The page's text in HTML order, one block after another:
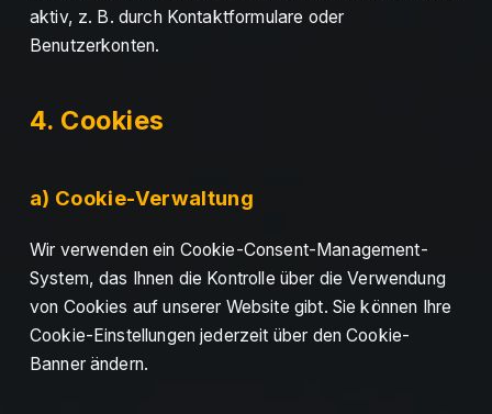
aktiv, z. B. durch Kontaktformulare oder
Benutzerkonten.
4. Cookies
a) Cookie-Verwaltung
Wir verwenden ein Cookie-Consent-Management-
System, das Ihnen die Kontrolle über die Verwendung
von Cookies auf unserer Website gibt. Sie können Ihre
Cookie-Einstellungen jederzeit über den Cookie-
Banner ändern.